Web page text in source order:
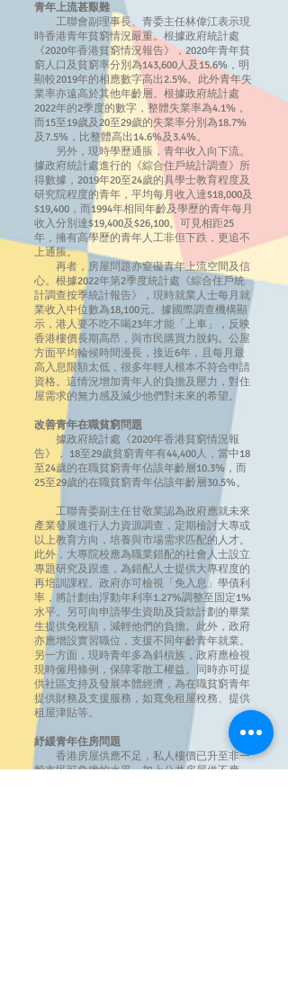
青年上流甚艱難
工聯會副理事長、青委主任林偉江表示現
時香港青年貧窮情況嚴重。根據政府統計處
《2020年香港貧窮情況報告》，2020年青年貧
窮人口及貧窮率分別為143,600人及15.6%，明
顯較2019年的相應數字高出2.5%。此外青年失
業率亦遠高於其他年齡層。根據政府統計處
2022年的2季度的數字，整體失業率為4.1%，
而15至19歲及20至29歲的失業率分別為18.7%
及7.5%，比整體高出14.6%及3.4%。
另外，現時學歷通脹，青年收入向下流。
據政府統計處進行的《綜合住戶統計調查》所
得數據，2019年20至24歲的具學士教育程度及
研究院程度的青年，平均每月收入達$18,000及
$19,400，而1994年相同年齡及學歷的青年每月
收入分別達$19,400及$26,100。可見相距25
年，擁有高學歷的青年人工非但下跌，更追不
上通脹。
再者，房屋問題亦窒礙青年上流空間及信
心。根據2022年第2季度統計處《綜合住戶統
計調查按季統計報告》，現時就業人士每月就
業收入中位數為18,100元。據國際調查機構顯
示，港人要不吃不喝23年才能「上車」，反映
香港樓價長期高昂，與市民購買力脫鈎。公屋
方面平均輪候時間漫長，接近6年，且每月最
高入息限額太低，很多年輕人根本不符合申請
資格。這情況增加青年人的負擔及壓力，對住
屋需求的無力感及減少他們對未來的希望。
改善青年在職貧窮問題
據政府統計處《2020年香港貧窮情況報
告》， 18至29歲貧窮青年有44,400人，當中18
至24歲的在職貧窮青年佔該年齡層10.3%，而
25至29歲的在職貧窮青年佔該年齡層30.5%。
工聯青委副主任甘敬業認為政府應就未來
產業發展進行人力資源調查，定期檢討大專或
以上教育方向，培養與市場需求匹配的人才。
此外，大專院校應為職業錯配的社會人士設立
專題研究及跟進，為錯配人士提供大專程度的
再培訓課程。政府亦可檢視「免入息」學債利
率，將計劃由浮動年利率1.27%調整至固定1%
水平。另可向申請學生資助及貸款計劃的畢業
生提供免稅額，減輕他們的負擔。此外，政府
亦應增設實習職位，支援不同年齡青年就業。
另一方面，現時青年多為斜槓族，政府應檢視
現時僱用條例，保障零散工權益。同時亦可提
供社區支持及發展本體經濟，為在職貧窮青年
提供財務及支援服務，如寬免租屋稅務、提供
租屋津貼等。
紓緩青年住房問題
香港房屋供應不足，私人樓價已升至非一
般市民可負擔的水平，加上公共房屋供不應